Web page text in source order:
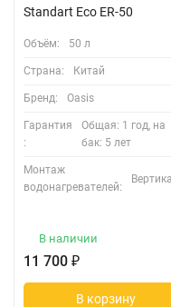
Standart Eco ER-50
Объём: 50 л
Страна: Китай
Бренд: Oasis
Гарантия
:
Общая: 1 год, на
бак: 5 лет
Монтаж
водонагревателей:
В наличии
11 700 ₽
В корзину